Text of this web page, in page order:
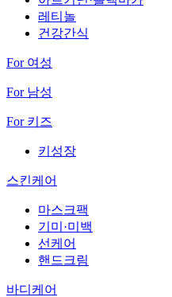
레티놀
건강간식
For 여성
For 남성
For 키즈
키성장
스킨케어
마스크팩
기미·미백
선케어
핸드크림
바디케어